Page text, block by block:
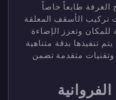
الغرفة طابعاً خاصاً
تركيب الأسقف المعلقة
للمكان وتعزز الإضاءة
تنفيذها بدقة متناهية
وتقنيات متقدمة تضمن